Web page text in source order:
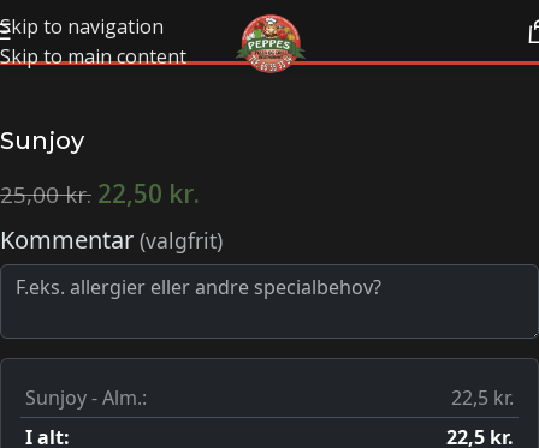
Skip to navigation
Skip to main content
Sunjoy
25,00kr. 22,50 kr.